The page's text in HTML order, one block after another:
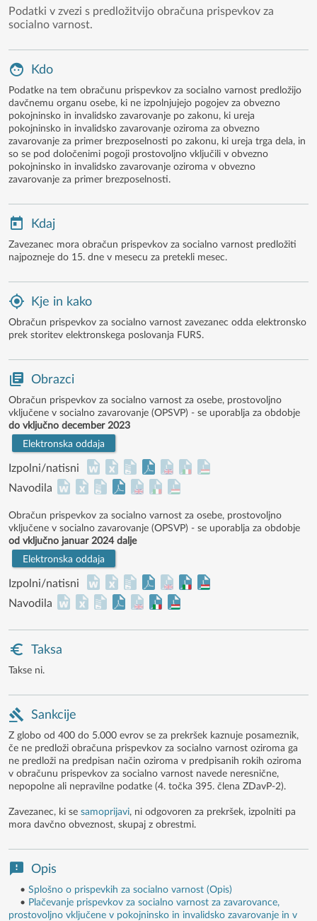
Podatki v zvezi s predložitvijo obračuna prispevkov za
socialno varnost.
Kdo
Podatke na tem obračunu prispevkov za socialno varnost predložijo
davčnemu organu osebe, ki ne izpolnjujejo pogojev za obvezno
pokojninsko in invalidsko zavarovanje po zakonu, ki ureja
pokojninsko in invalidsko zavarovanje oziroma za obvezno
zavarovanje za primer brezposelnosti po zakonu, ki ureja trga dela, in
so se pod določenimi pogoji prostovoljno vključili v obvezno
pokojninsko in invalidsko zavarovanje oziroma v obvezno
zavarovanje za primer brezposelnosti.
Kdaj
Zavezanec mora obračun prispevkov za socialno varnost predložiti
najpozneje do 15. dne v mesecu za pretekli mesec.
Kje in kako
Obračun prispevkov za socialno varnost zavezanec odda elektronsko
prek storitev elektronskega poslovanja FURS.
Obrazci
Obračun prispevkov za socialno varnost za osebe, prostovoljno
vključene v socialno zavarovanje (OPSVP) - se uporablja za obdobje
do vključno december 2023
Elektronska oddaja
Izpolni/natisni
Navodila
Obračun prispevkov za socialno varnost za osebe, prostovoljno
vključene v socialno zavarovanje (OPSVP) - se uporablja za obdobje
od vključno januar 2024 dalje
Elektronska oddaja
Izpolni/natisni
Navodila
Taksa
Takse ni.
Sankcije
Z globo od 400 do 5.000 evrov se za prekršek kaznuje posameznik,
če ne predloži obračuna prispevkov za socialno varnost oziroma ga
ne predloži na predpisan način oziroma v predpisanih rokih oziroma
v obračunu prispevkov za socialno varnost navede neresnične,
nepopolne ali nepravilne podatke (4. točka 395. člena ZDavP-2).
Zavezanec, ki se samoprijavi, ni odgovoren za prekršek, izpolniti pa
mora davčno obveznost, skupaj z obrestmi.
Opis
• Splošno o prispevkih za socialno varnost (Opis)
• Plačevanje prispevkov za socialno varnost za zavarovance,
prostovoljno vključene v pokojninsko in invalidsko zavarovanje in v